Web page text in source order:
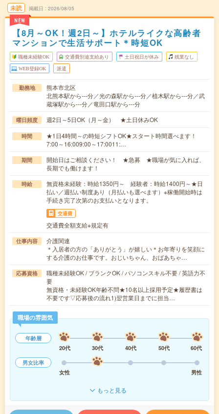
未読
NEW
掲載日 2026/08/05
【8月～OK！週2日～】ホテルライクな高齢者
マンションで生活サポート＊時短OK
職種未経験OK 交通費別途支給あり 土日祝日が休み 残業なし
WEB登録OK 派遣
勤務地
熊本市北区
北熊本駅から---分／光の森駅から---分／植木駅から---分／武
蔵塚駅から---分／竜田口駅から---分
曜日頻度 週2日～5日OK（月～金） ★土日休みOK
時間
★1日4時間～の時短シフトOK★スタート時間選べます！
7:00～16:009:00～17:0011:…
期間
開始日はご相談ください！ ★急募 ★職場が気に入れば、
長期でも働けます！
時給
無資格未経験：時給1350円～ 経験者：時給1400円～★日
払い／週払い制度あり（月払いも選べます）※稼働開始時は
手続き完了次第のお支払いとなります。
交通費
交通費全額支給※規定有
仕事内容
介護関連
＊入居者の方の「ありがとう」が嬉しい＊お年寄りを笑顔に
する介護のお仕事です。おじいちゃん、おばあちゃ…
応募資格
職種未経験OK / ブランクOK / パソコンスキル不要 / 英語力不
要
無資格・未経験OK年齢不問★10名以上採用予定★履歴書は
不要です▽応募後の流れ1)翌営業日までに担当…
職場の雰囲気
年齢層
20代
30代 40代 50代
60代
男女比率
女性
男性
もっと見る